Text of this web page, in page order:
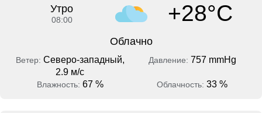
Утро
08:00 +28°C
Облачно
Ветер: Северо-западный,
2.9 м/с
Давление: 757 mmHg
Влажность: 67 % Облачность: 33 %